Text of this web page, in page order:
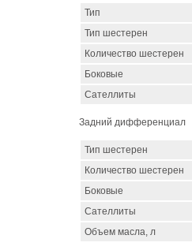
Тип
Тип шестерен
Количество шестерен
Боковые
Сателлиты
Задний дифференциал
Тип шестерен
Количество шестерен
Боковые
Сателлиты
Объем масла, л